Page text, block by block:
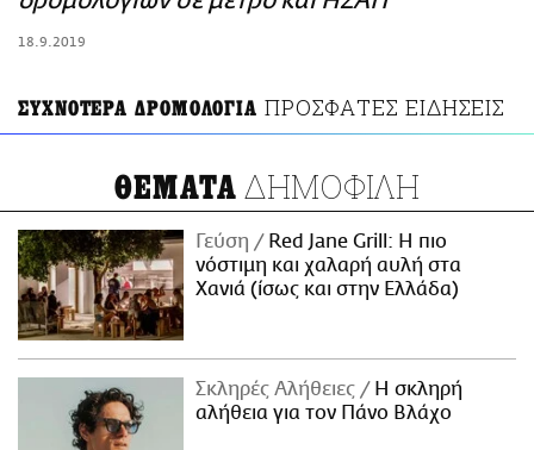
18.9.2019
ΣΥΧΝΟΤΕΡΑ ΔΡΟΜΟΛΟΓΙΑ ΠΡΟΣΦΑΤΕΣ ΕΙΔΗΣΕΙΣ
ΘΕΜΑΤΑ ΔΗΜΟΦΙΛΗ
Γεύση
Red Jane Grill: Η πιο
νόστιμη και χαλαρή αυλή στα
Χανιά (ίσως και στην Ελλάδα)
Σκληρές Αλήθειες
H σκληρή
αλήθεια για τον Πάνο Βλάχο